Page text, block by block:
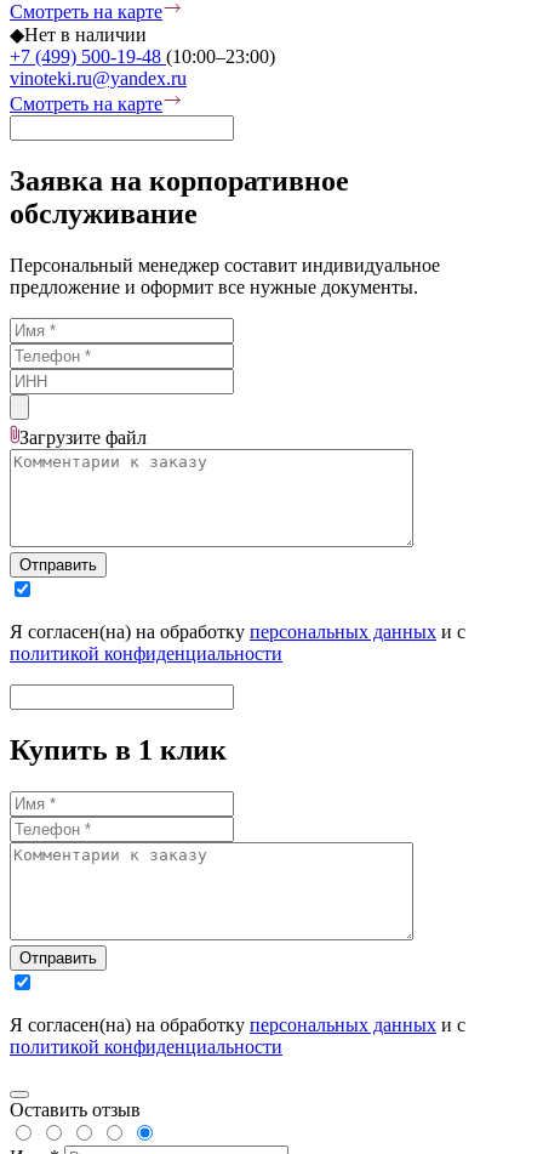
Смотреть на карте
◆Нет в наличии
+7 (499) 500-19-48 (10:00–23:00)
vinoteki.ru@yandex.ru
Смотреть на карте
Заявка на корпоративное
обслуживание
Персональный менеджер составит индивидуальное
предложение и оформит все нужные документы.
Загрузите файл
Отправить
Я согласен(на) на обработку персональных данных и с
политикой конфиденциальности
Купить в 1 клик
Отправить
Я согласен(на) на обработку персональных данных и с
политикой конфиденциальности
Оставить отзыв